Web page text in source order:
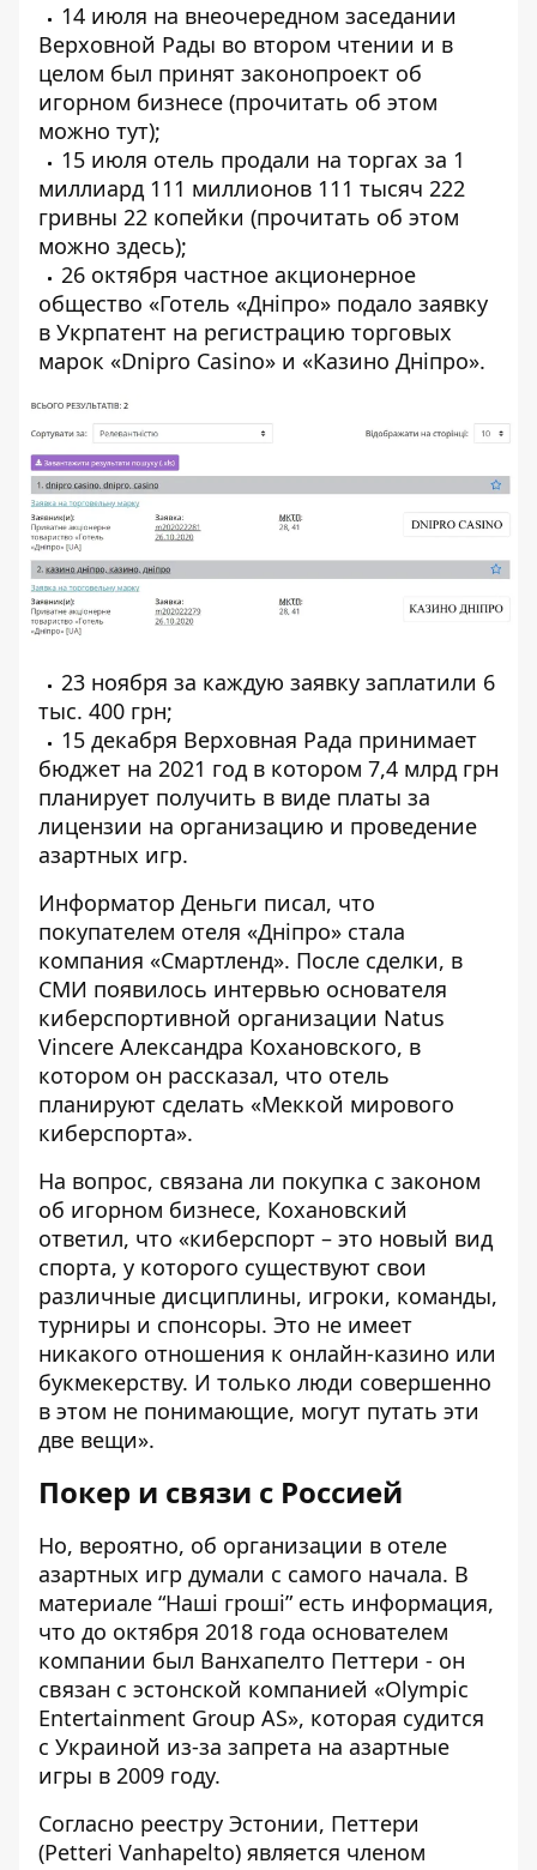
14 июля на внеочередном заседании
Верховной Рады во втором чтении и в
целом был принят законопроект об
игорном бизнесе (прочитать об этом
можно тут);
15 июля отель продали на торгах за 1
миллиард 111 миллионов 111 тысяч 222
гривны 22 копейки (прочитать об этом
можно здесь);
26 октября частное акционерное
общество «Готель «Дніпро» подало заявку
в Укрпатент на регистрацию торговых
марок «Dnipro Casino» и «Казино Дніпро».
23 ноября за каждую заявку заплатили 6
тыс. 400 грн;
15 декабря Верховная Рада принимает
бюджет на 2021 год в котором 7,4 млрд грн
планирует получить в виде платы за
лицензии на организацию и проведение
азартных игр.
Информатор Деньги писал, что
покупателем отеля «Дніпро» стала
компания «Смартленд». После сделки, в
СМИ появилось интервью основателя
киберспортивной организации Natus
Vincere Александра Кохановского, в
котором он рассказал, что отель
планируют сделать «Меккой мирового
киберспорта».
На вопрос, связана ли покупка с законом
об игорном бизнесе, Кохановский
ответил, что «киберспорт – это новый вид
спорта, у которого существуют свои
различные дисциплины, игроки, команды,
турниры и спонсоры. Это не имеет
никакого отношения к онлайн-казино или
букмекерству. И только люди совершенно
в этом не понимающие, могут путать эти
две вещи».
Покер и связи с Россией
Но, вероятно, об организации в отеле
азартных игр думали с самого начала. В
материале “Наші гроші” есть информация,
что до октября 2018 года основателем
компании был Ванхапелто Петтери - он
связан с эстонской компанией «Olympic
Entertainment Group AS», которая судится
с Украиной из-за запрета на азартные
игры в 2009 году.
Согласно реестру Эстонии, Петтери
(Petteri Vanhapelto) является членом